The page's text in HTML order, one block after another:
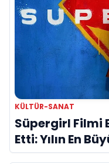
KÜLTÜR-SANAT
Süpergirl Filmi
Etti: Yılın En